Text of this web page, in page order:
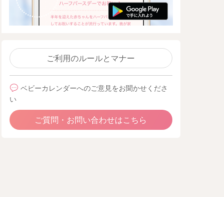
ご利用のルールとマナー
ベビーカレンダーへのご意見をお聞かせくださ
い
ご質問・お問い合わせはこちら